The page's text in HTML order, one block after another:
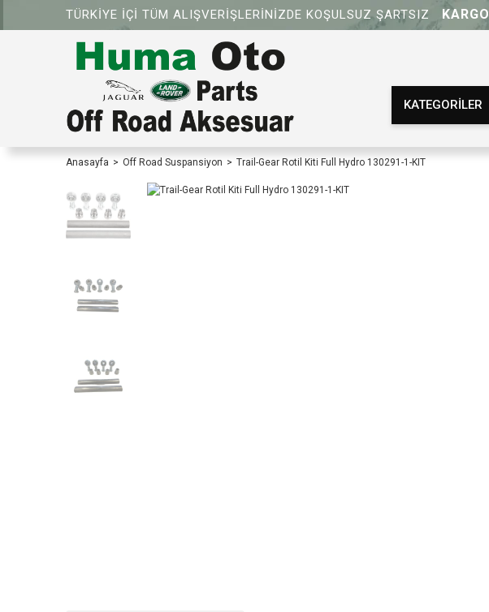
TÜRKİYE İÇİ TÜM ALIŞVERİŞLERİNİZDE KOŞULSUZ ŞARTSIZ
KATEGORİLER
Anasayfa Off Road Suspansiyon Trail-Gear Rotil Kiti Full Hydro 130291-1-KIT